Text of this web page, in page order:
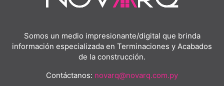
Somos un medio impresionante/digital que brinda
información especializada en Terminaciones y Acabados
de la construcción.
Contáctanos: novarq@novarq.com.py